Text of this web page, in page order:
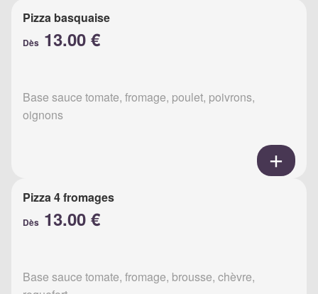
Pizza basquaise
Dès 13.00 €
Base sauce tomate, fromage, poulet, poivrons,
oignons
Pizza 4 fromages
Dès 13.00 €
Base sauce tomate, fromage, brousse, chèvre,